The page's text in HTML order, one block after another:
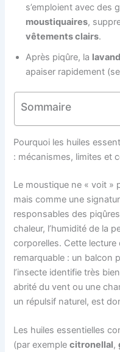
s’emploient avec des
moustiquaires,
vêtements clairs.
Après piqûre, la
apaiser rapidement
Sommaire
Pourquoi les huiles
: mécanismes, limites et
Le moustique ne « voit »
mais comme une
responsables des
chaleur, l’humidité de la
corporelles. Cette lecture
remarquable : un balcon
l’insecte identifie très
abrité du vent ou une
un répulsif naturel, est
Les huiles essentielles
(par exemplecitronellal,